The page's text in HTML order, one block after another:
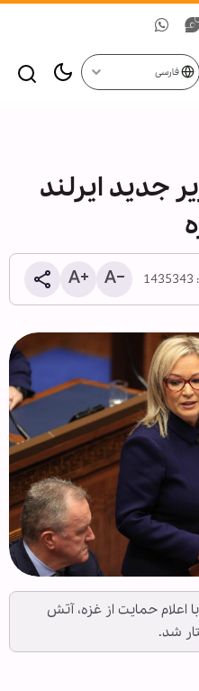
فارسی
ایرلند
اعلام حمایت از غزه، آتش
شد.